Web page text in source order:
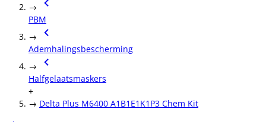
→
PBM
→
Ademhalingsbescherming
→
Halfgelaatsmaskers
+
→ Delta Plus M6400 A1B1E1K1P3 Chem Kit